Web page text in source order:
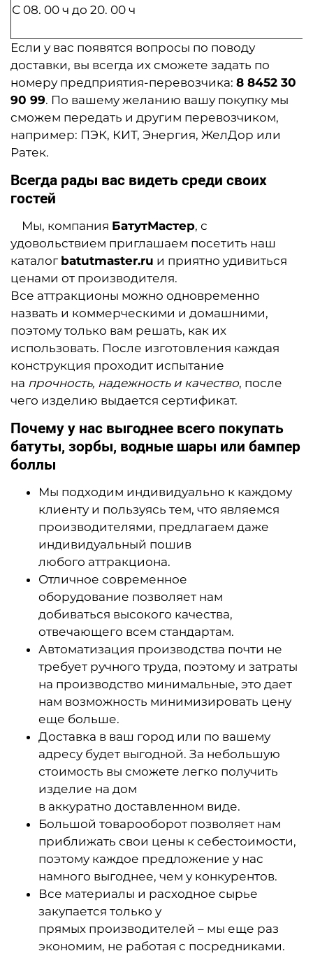
С 08. 00 ч до 20. 00 ч
Если у вас появятся вопросы по поводу
доставки, вы всегда их сможете задать по
номеру предприятия-перевозчика: 8 8452 30
90 99. По вашему желанию вашу покупку мы
сможем передать и другим перевозчиком,
например: ПЭК, КИТ, Энергия, ЖелДор или
Ратек.
Всегда рады вас видеть среди своих
гостей
Мы, компания БатутМастер, с
удовольствием приглашаем посетить наш
каталог batutmaster.ru и приятно удивиться
ценами от производителя.
Все аттракционы можно одновременно
назвать и коммерческими и домашними,
поэтому только вам решать, как их
использовать. После изготовления каждая
конструкция проходит испытание
на прочность, надежность и качество, после
чего изделию выдается сертификат.
Почему у нас выгоднее всего покупать
батуты, зорбы, водные шары или бампер
боллы
Мы подходим индивидуально к каждому
клиенту и пользуясь тем, что являемся
производителями, предлагаем даже
индивидуальный пошив
любого аттракциона.
Отличное современное
оборудование позволяет нам
добиваться высокого качества,
отвечающего всем стандартам.
Автоматизация производства почти не
требует ручного труда, поэтому и затраты
на производство минимальные, это дает
нам возможность минимизировать цену
еще больше.
Доставка в ваш город или по вашему
адресу будет выгодной. За небольшую
стоимость вы сможете легко получить
изделие на дом
в аккуратно доставленном виде.
Большой товарооборот позволяет нам
приближать свои цены к себестоимости,
поэтому каждое предложение у нас
намного выгоднее, чем у конкурентов.
Все материалы и расходное сырье
закупается только у
прямых производителей – мы еще раз
экономим, не работая с посредниками.